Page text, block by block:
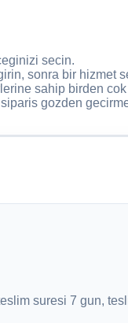
secin.
sonra bir hizmet
sahip birden
gozden
suresi 7 gun,